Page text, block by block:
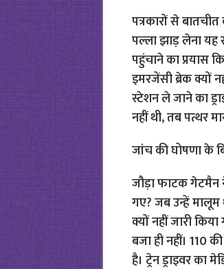
पत्रकारों से
पल्ला झाड़ लेना यह
पहुंचाने का प्रयास
इमरजेंसी ब्रेक क्यों
स्टेशन ले जाने का
नहीं थी, तब पत्थर
जांच की घोषणा के
जौड़ा फाटक गेटमैन
गए? जब उन्हें मालूम
क्यों नहीं जारी
बजा ही नहीं। 110
है। ट्रेन ड्राइवर